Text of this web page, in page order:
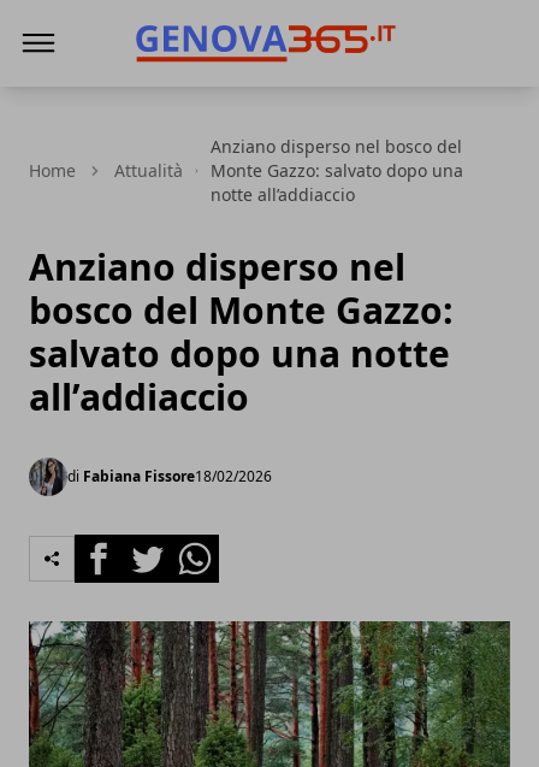
Home Attualità
Anziano disperso nel bosco del
Monte Gazzo: salvato dopo una
notte all’addiaccio
Anziano disperso nel
bosco del Monte Gazzo:
salvato dopo una notte
all’addiaccio
di Fabiana Fissore18/02/2026
FacebookTwitterWhatsapp